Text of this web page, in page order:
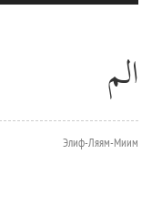
الم
Элиф-Ляям-Миим